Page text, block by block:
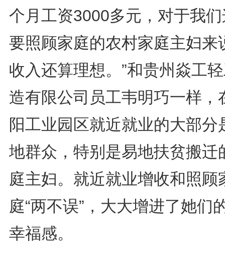
个月工资3000多元，对于我
要照顾家庭的农村家庭主妇来
收入还算理想。”和贵州焱工
造有限公司员工韦明巧一样，
阳工业园区就近就业的大部分
地群众，特别是易地扶贫搬迁
庭主妇。就近就业增收和照顾
庭“两不误”，大大增进了她们
幸福感。